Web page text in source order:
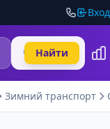
Найти
Зимний транспорт